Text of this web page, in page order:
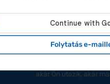
Bármely járat
akár Ön utazik, akár
Folytatás e-